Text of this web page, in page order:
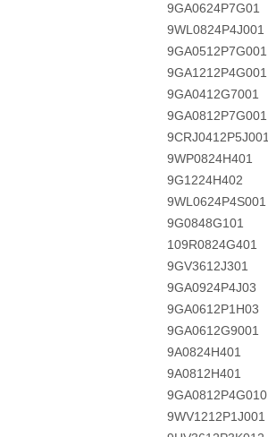
9GA0624P7G01
9WL0824P4J001
9GA0512P7G001
9GA1212P4G001
9GA0412G7001
9GA0812P7G001
9WP0824H401
9G1224H402
9WL0624P4S001
9G0848G101
109R0824G401
9GV3612J301
9GA0924P4J03
9GA0612P1H03
9GA0612G9001
9A0824H401
9A0812H401
9GA0812P4G010
9WV1212P1J001